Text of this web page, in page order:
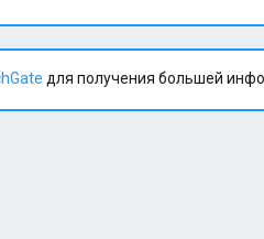
для получения большей